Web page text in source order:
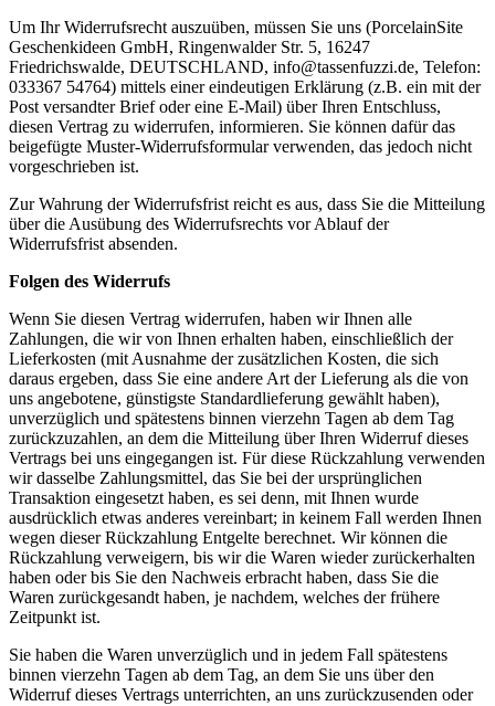
Um Ihr Widerrufsrecht auszuüben, müssen Sie uns (PorcelainSite
Geschenkideen GmbH, Ringenwalder Str. 5, 16247
Friedrichswalde, DEUTSCHLAND, info@tassenfuzzi.de, Telefon:
033367 54764) mittels einer eindeutigen Erklärung (z.B. ein mit der
Post versandter Brief oder eine E-Mail) über Ihren Entschluss,
diesen Vertrag zu widerrufen, informieren. Sie können dafür das
beigefügte Muster-Widerrufsformular verwenden, das jedoch nicht
vorgeschrieben ist.
Zur Wahrung der Widerrufsfrist reicht es aus, dass Sie die Mitteilung
über die Ausübung des Widerrufsrechts vor Ablauf der
Widerrufsfrist absenden.
Folgen des Widerrufs
Wenn Sie diesen Vertrag widerrufen, haben wir Ihnen alle
Zahlungen, die wir von Ihnen erhalten haben, einschließlich der
Lieferkosten (mit Ausnahme der zusätzlichen Kosten, die sich
daraus ergeben, dass Sie eine andere Art der Lieferung als die von
uns angebotene, günstigste Standardlieferung gewählt haben),
unverzüglich und spätestens binnen vierzehn Tagen ab dem Tag
zurückzuzahlen, an dem die Mitteilung über Ihren Widerruf dieses
Vertrags bei uns eingegangen ist. Für diese Rückzahlung verwenden
wir dasselbe Zahlungsmittel, das Sie bei der ursprünglichen
Transaktion eingesetzt haben, es sei denn, mit Ihnen wurde
ausdrücklich etwas anderes vereinbart; in keinem Fall werden Ihnen
wegen dieser Rückzahlung Entgelte berechnet. Wir können die
Rückzahlung verweigern, bis wir die Waren wieder zurückerhalten
haben oder bis Sie den Nachweis erbracht haben, dass Sie die
Waren zurückgesandt haben, je nachdem, welches der frühere
Zeitpunkt ist.
Sie haben die Waren unverzüglich und in jedem Fall spätestens
binnen vierzehn Tagen ab dem Tag, an dem Sie uns über den
Widerruf dieses Vertrags unterrichten, an uns zurückzusenden oder